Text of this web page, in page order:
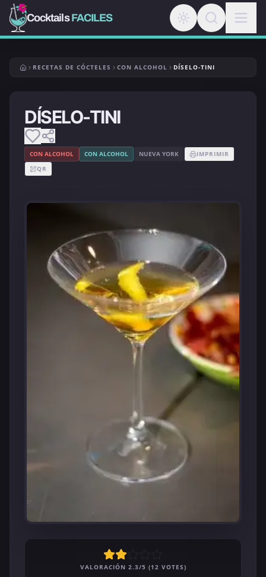
CocktailsFACILES
RECETAS DE CÓCTELES CON ALCOHOL DÍSELO-TINI
DÍSELO-TINI
CON ALCOHOL CON ALCOHOL NUEVA YORK
IMPRIMIR
QR
VALORACIÓN 2.3/5 (12 VOTES)